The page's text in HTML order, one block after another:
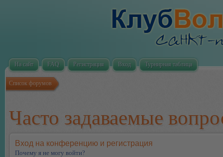
На сайт FAQ Регистрация Вход Турнирная таблица
Список форумов
Часто задаваемые
Вход на конференцию и регистрация
Почему я не могу войти?